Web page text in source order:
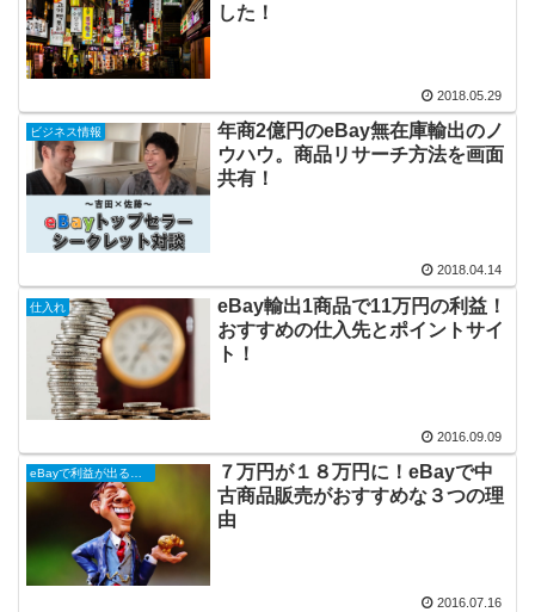
した！
2018.05.29
ビジネス情報
年商2億円のeBay無在庫輸出のノ
ウハウ。商品リサーチ方法を画面
共有！
2018.04.14
仕入れ
eBay輸出1商品で11万円の利益！
おすすめの仕入先とポイントサイ
ト！
2016.09.09
７万円が１８万円に！eBayで中
古商品販売がおすすめな３つの理
由
2016.07.16